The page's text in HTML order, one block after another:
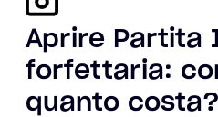
Aprire Partita
forfettaria:
quanto costa?